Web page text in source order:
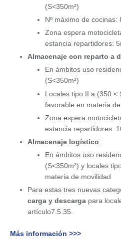
(S<350m²)
Nº máximo de cocinas:
Zona espera
estancia repartidores:
Almacenaje con reparto a
En ámbitos uso
(S<350m²)
Locales tipo II a (350 <
favorable en materia
Zona espera
estancia repartidores:
Almacenaje logístico:
En ámbitos uso
(S<350m²) y locales
materia de movilidad
Para estas tres nuevas
carga y descarga para
artículo7.5.35.
Más información >>>